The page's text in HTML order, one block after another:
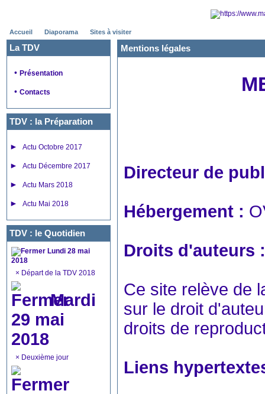
Accueil Diaporama Sites à visiter
La TDV
• Présentation
• Contacts
TDV : la Préparation
► Actu Octobre 2017
► Actu Décembre 2017
► Actu Mars 2018
► Actu Mai 2018
TDV : le Quotidien
Lundi 28 mai
2018
× Départ de la TDV 2018
Mardi
29 mai
2018
× Deuxième jour
Mentions légales
Directeur de
Hébergement :
Droits d'auteurs :
Ce site relève de
sur le droit
droits de
Liens